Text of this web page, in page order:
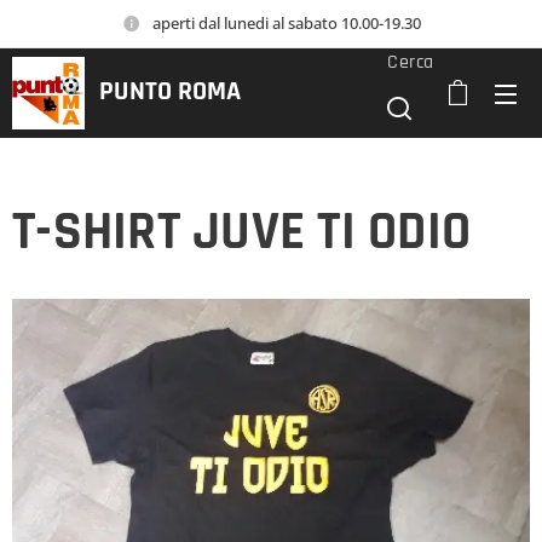
aperti dal lunedi al sabato 10.00-19.30
PUNTO ROMA
Cerca
T-SHIRT JUVE TI ODIO